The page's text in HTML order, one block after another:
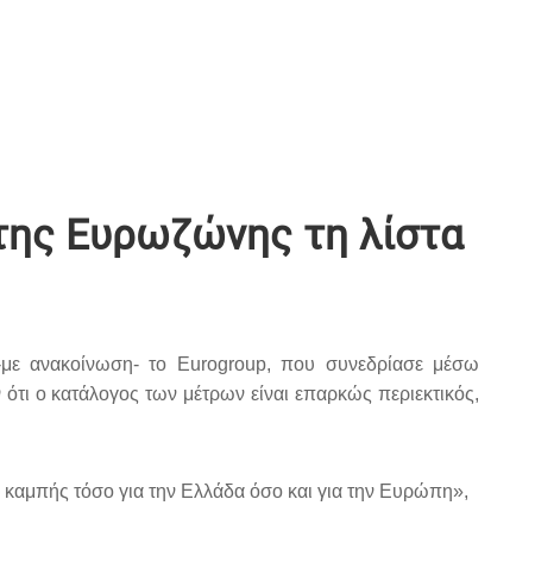
Ευρωζώνης τη λίστα
ανακοίνωση- το Eurogroup, που συνεδρίασε μέσω
ο κατάλογος των μέτρων είναι επαρκώς περιεκτικός,
καμπής τόσο για την Ελλάδα όσο και για την Ευρώπη»,